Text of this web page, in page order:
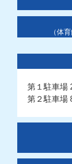
（体
第１駐車場
第２駐車場